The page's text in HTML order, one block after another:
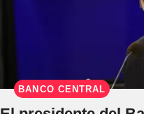
BANCO CENTRAL